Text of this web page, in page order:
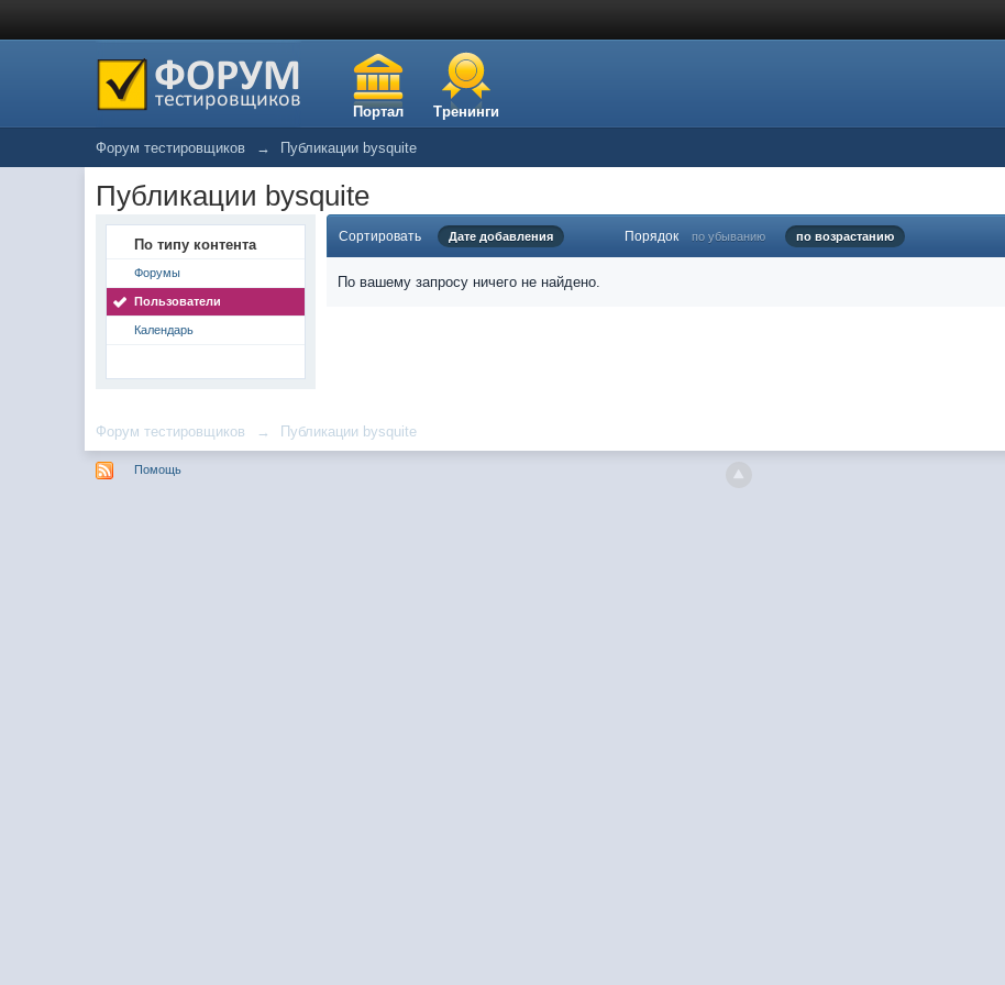
Портал Тренинги
Форум тестировщиков → Публикации bysquite
Публикации bysquite
По типу контента
Форумы
Пользователи
Календарь
Сортировать Дате добавления Порядок по убыванию по возрастанию
По вашему запросу ничего не найдено.
Форум тестировщиков → Публикации bysquite
Помощь